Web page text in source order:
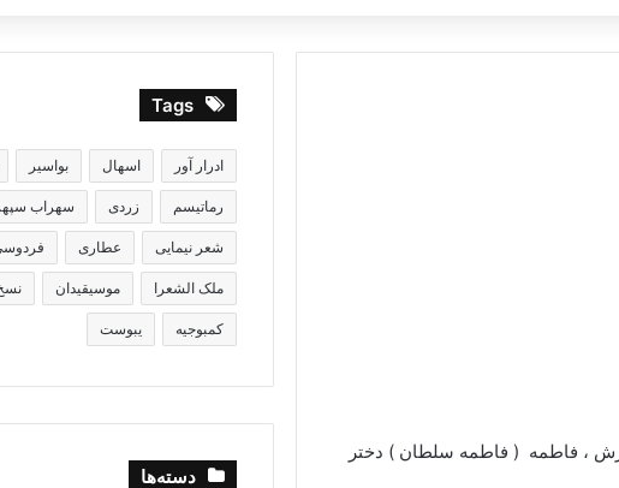
، فاطمه ( فاطمه سلطان ) دختر
Tags
ادرار آور اسهال بواسیر
رماتیسم زردی سهراب
شعر نیمایی عطاری
ملک الشعرا موسیقیدان
کمبوجیه یبوست
دسته‌ها